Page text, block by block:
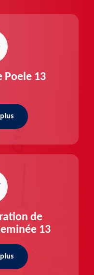
Poele 13
de
13